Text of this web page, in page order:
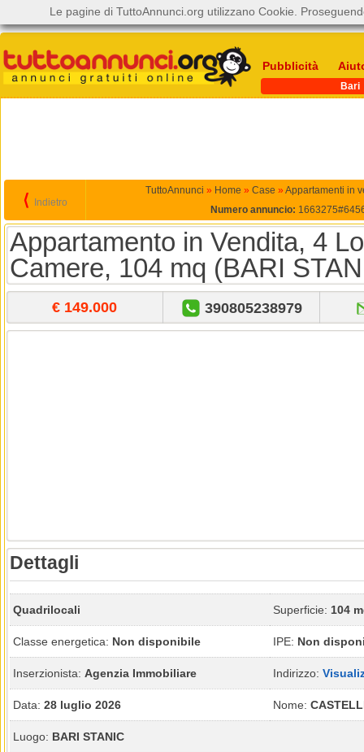
Pubblicità
Bari
⟨ Indietro
TuttoAnnunci » Home » Case » Appartamenti in
Numero annuncio:
Appartamento in Vendita, 4
Camere, 104 mq (BARI
€ 149.000 390805238979
Dettagli
Quadrilocali Superficie: 104
Classe energetica: Non disponibile IPE: Non
Inserzionista: Agenzia Immobiliare Indirizzo:
Data: 28 luglio 2026 Nome:
Luogo: BARI STANIC
Le pagine di TuttoAnnunci.org utilizzano Cookie.